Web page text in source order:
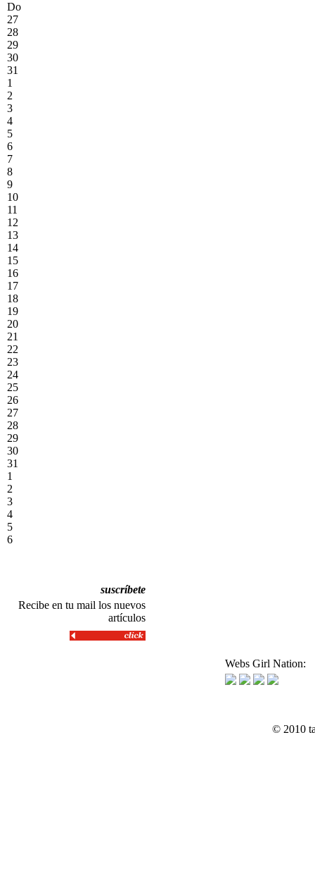
Do
27
28
29
30
31
1
2
3
4
5
6
7
8
9
10
11
12
13
14
15
16
17
18
19
20
21
22
23
24
25
26
27
28
29
30
31
1
2
3
4
5
6
suscríbete
Recibe en tu mail los nuevos
artículos
Webs Girl Nation:
© 2010